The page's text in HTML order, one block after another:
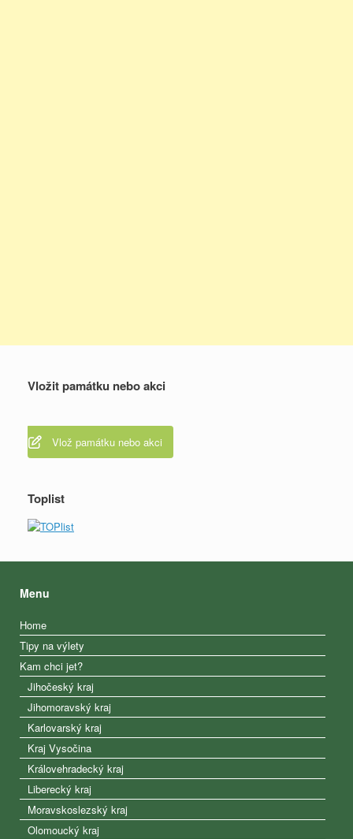
Vložit památku nebo akci
Vlož památku nebo akci
Toplist
Menu
Home
Tipy na výlety
Kam chci jet?
Jihočeský kraj
Jihomoravský kraj
Karlovarský kraj
Kraj Vysočina
Královehradecký kraj
Liberecký kraj
Moravskoslezský kraj
Olomoucký kraj